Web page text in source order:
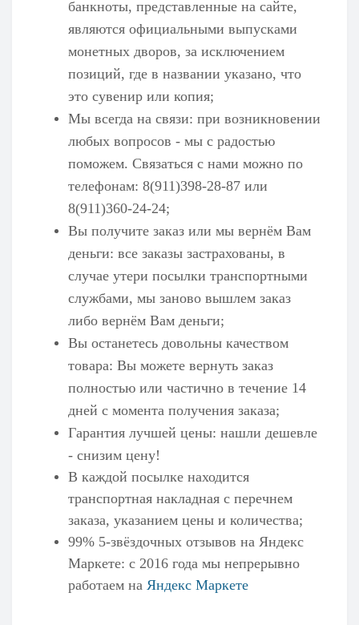
банкноты, представленные на сайте,
являются официальными выпусками
монетных дворов, за исключением
позиций, где в названии указано, что
это сувенир или копия;
Мы всегда на связи: при возникновении
любых вопросов - мы с радостью
поможем. Связаться с нами можно по
телефонам: 8(911)398-28-87 или
8(911)360-24-24;
Вы получите заказ или мы вернём Вам
деньги: все заказы застрахованы, в
случае утери посылки транспортными
службами, мы заново вышлем заказ
либо вернём Вам деньги;
Вы останетесь довольны качеством
товара: Вы можете вернуть заказ
полностью или частично в течение 14
дней с момента получения заказа;
Гарантия лучшей цены: нашли дешевле
- снизим цену!
В каждой посылке находится
транспортная накладная с перечнем
заказа, указанием цены и количества;
99% 5-звёздочных отзывов на Яндекс
Маркете: с 2016 года мы непрерывно
работаем на Яндекс Маркете